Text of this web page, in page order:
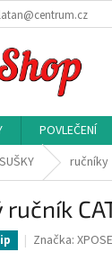
POVLEČENÍ
ručníky
Značka: